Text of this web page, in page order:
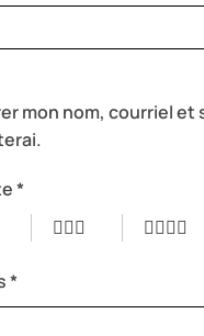
mon nom, courriel et
*
*